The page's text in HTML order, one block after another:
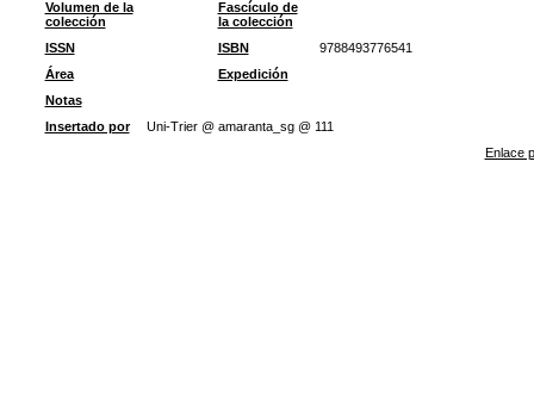
Volumen de la
colección
Fascículo de
la colección
ISSN
ISBN
9788493776541
Área
Expedición
Notas
Insertado por
Uni-Trier @ amaranta_sg @ 111
Enlace